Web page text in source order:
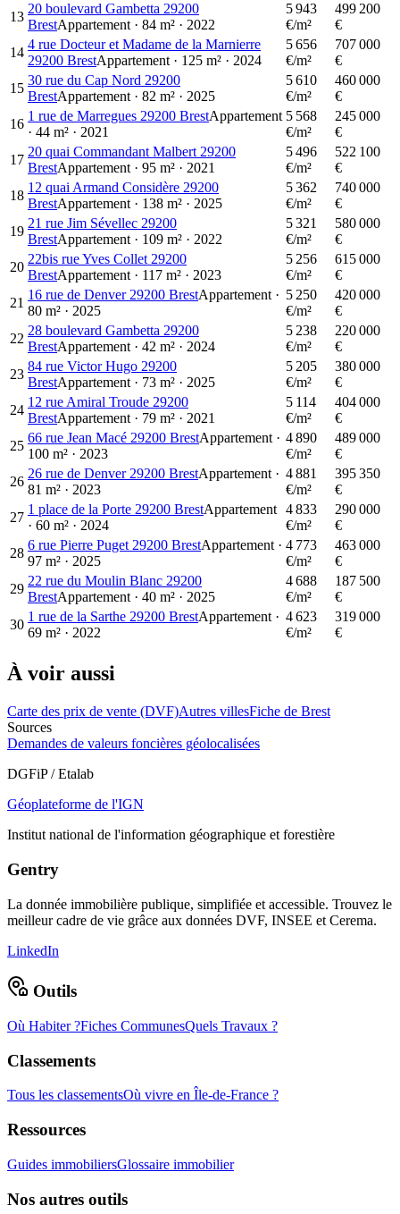
13
20 boulevard Gambetta 29200
BrestAppartement · 84 m² · 2022
5 943
€/m²
499 200
€
14
4 rue Docteur et Madame de la Marnierre
29200 BrestAppartement · 125 m² · 2024
5 656
€/m²
707 000
€
15
30 rue du Cap Nord 29200
BrestAppartement · 82 m² · 2025
5 610
€/m²
460 000
€
16
1 rue de Marregues 29200 BrestAppartement
· 44 m² · 2021
5 568
€/m²
245 000
€
17
20 quai Commandant Malbert 29200
BrestAppartement · 95 m² · 2021
5 496
€/m²
522 100
€
18
12 quai Armand Considère 29200
BrestAppartement · 138 m² · 2025
5 362
€/m²
740 000
€
19
21 rue Jim Sévellec 29200
BrestAppartement · 109 m² · 2022
5 321
€/m²
580 000
€
20
22bis rue Yves Collet 29200
BrestAppartement · 117 m² · 2023
5 256
€/m²
615 000
€
21
16 rue de Denver 29200 BrestAppartement ·
80 m² · 2025
5 250
€/m²
420 000
€
22
28 boulevard Gambetta 29200
BrestAppartement · 42 m² · 2024
5 238
€/m²
220 000
€
23
84 rue Victor Hugo 29200
BrestAppartement · 73 m² · 2025
5 205
€/m²
380 000
€
24
12 rue Amiral Troude 29200
BrestAppartement · 79 m² · 2021
5 114
€/m²
404 000
€
25
66 rue Jean Macé 29200 BrestAppartement ·
100 m² · 2023
4 890
€/m²
489 000
€
26
26 rue de Denver 29200 BrestAppartement ·
81 m² · 2023
4 881
€/m²
395 350
€
27
1 place de la Porte 29200 BrestAppartement
· 60 m² · 2024
4 833
€/m²
290 000
€
28
6 rue Pierre Puget 29200 BrestAppartement ·
97 m² · 2025
4 773
€/m²
463 000
€
29
22 rue du Moulin Blanc 29200
BrestAppartement · 40 m² · 2025
4 688
€/m²
187 500
€
30
1 rue de la Sarthe 29200 BrestAppartement ·
69 m² · 2022
4 623
€/m²
319 000
€
À voir aussi
Carte des prix de vente (DVF)Autres villesFiche de Brest
Sources
Demandes de valeurs foncières géolocalisées
DGFiP / Etalab
Géoplateforme de l'IGN
Institut national de l'information géographique et forestière
Gentry
La donnée immobilière publique, simplifiée et accessible. Trouvez le
meilleur cadre de vie grâce aux données DVF, INSEE et Cerema.
LinkedIn
Outils
Où Habiter ?Fiches CommunesQuels Travaux ?
Classements
Tous les classementsOù vivre en Île-de-France ?
Ressources
Guides immobiliersGlossaire immobilier
Nos autres outils